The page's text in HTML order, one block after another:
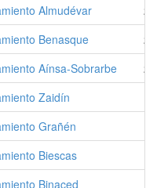
Almudévar
Benasque
Aínsa-Sobrarbe
Zaidín
Grañén
Biescas
Binaced